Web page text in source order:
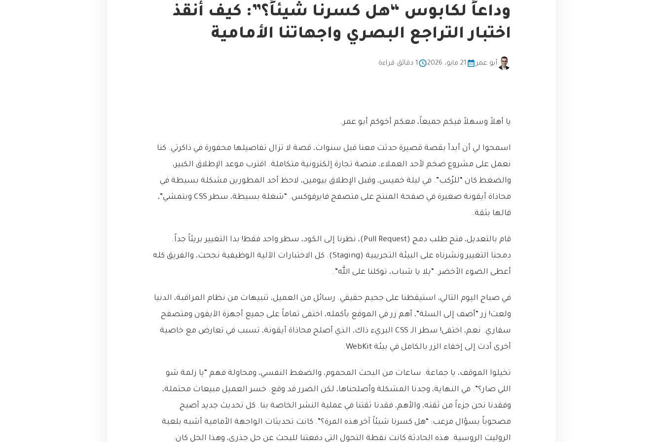
وداعاً لكابوس “هل كسرنا شيئاً؟”: كيف أنقذ
اختبار التراجع البصري واجهاتنا الأمامية
أبو عمر 21 مايو، 2026 1 دقائق قراءة
يا أهلاً وسهلاً فيكم جميعاً، معكم أخوكم أبو عمر.
اسمحوا لي أن أبدأ بقصة قصيرة حدثت معنا قبل سنوات، قصة لا تزال تفاصيلها محفورة في ذاكرتي. كنا
نعمل على مشروع ضخم لأحد العملاء، منصة تجارة إلكترونية متكاملة. اقترب موعد الإطلاق الكبير،
والضغط كان “للرُكب”. في ليلة خميس، وقبل الإطلاق بيومين، لاحظ أحد المطورين مشكلة بسيطة في
محاذاة أيقونة صغيرة في صفحة المنتج على متصفح فايرفوكس. “شغلة بسيطة، سطر CSS وبتمشي”،
قالها بثقة.
قام بالتعديل، فتح طلب دمج (Pull Request)، نظرنا إلى الكود، سطر واحد فقط! بدا التغيير بريئاً جداً.
دمجنا التغيير ونشرناه على البيئة التجريبية (Staging). كل الاختبارات الآلية الوظيفية نجحت، والفريق كله
أعطى الضوء الأخضر. “يلا يا شباب، توكلنا على الله”.
في صباح اليوم التالي، استيقظنا على جحيم حقيقي. رسائل من العميل، تنبيهات من نظام المراقبة، الدنيا
ولعت! زر “أضف إلى السلة”، أهم زر في الموقع بأكمله، اختفى تماماً على جميع أجهزة الآيفون ومتصفح
سفاري. نعم، اختفى! سطر الـ CSS البريء ذاك، الذي أصلح محاذاة أيقونة، تسبب في تعارض مع خاصية
أخرى أدت إلى إخفاء الزر بالكامل في بيئة WebKit.
تخيلوا الموقف، يا جماعة. ساعات من البحث المحموم، والضغط النفسي، ومحاولة فهم “يا زلمة شو
اللي صار؟”. في النهاية، وجدنا المشكلة وأصلحناها، لكن الضرر قد وقع. خسر العميل مبيعات محتملة،
وفقدنا نحن جزءاً من ثقته، والأهم، فقدنا ثقتنا في عملية النشر الخاصة بنا. كل تحديث جديد أصبح
مصحوباً بسؤال مرعب: “هل كسرنا شيئاً آخر هذه المرة؟”. كانت تحديثات الواجهة الأمامية أشبه بلعبة
الروليت الروسية. هذه الحادثة كانت نقطة التحول التي دفعتنا للبحث عن حل جذري، وهذا الحل كان: